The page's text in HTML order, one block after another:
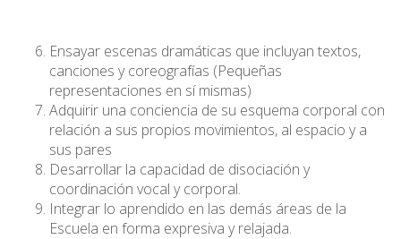
Ensayar escenas dramáticas que incluyan textos,
canciones y coreografías (Pequeñas
representaciones en sí mismas)
Adquirir una conciencia de su esquema corporal con
relación a sus propios movimientos, al espacio y a
sus pares
Desarrollar la capacidad de disociación y
coordinación vocal y corporal.
Integrar lo aprendido en las demás áreas de la
Escuela en forma expresiva y relajada.